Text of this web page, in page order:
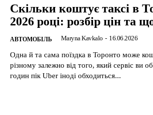
Скільки коштує таксі в
2026 році: розбір цін та
АВТОМОБІЛЬ Maryna Kavkalo - 16.06.2026
Одна й та сама поїздка в Торонто може
різному залежно від того, який сервіс ви
годин пік Uber іноді обходиться...